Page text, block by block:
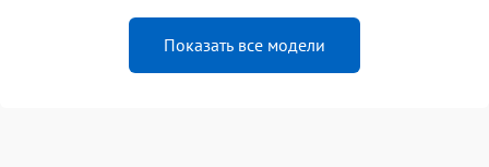
Показать все модели